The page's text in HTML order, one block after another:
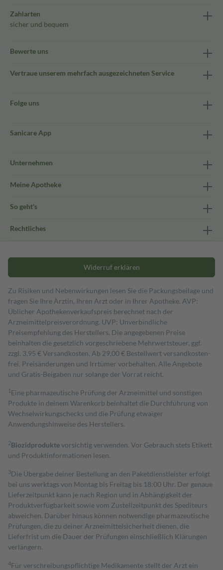
Zahlarten
sicher und bequem
Bewerte uns
Vertraue unserem mehrfach ausgezeichneten Service
Folge uns
Sanicare App
Unternehmen
Meine Apotheke
So geht's
Rechtliches
Widerruf erklären
Zu Risiken und Nebenwirkungen lesen Sie die Packungsbeilage und
fragen Sie Ihre Ärztin, Ihren Arzt oder in Ihrer Apotheke. AVP:
Üblicher Apothekenverkaufspreis berechnet nach der
Arzneimittelpreisverordnung. UVP: Unverbindliche
Preisempfehlung des Herstellers. Die angegebenen Preise
beinhalten die gesetzlich vorgeschriebene Mehrwertsteuer, ggf.
zzgl. 3,95 € Versandkosten. Ab 29,00 € Bestell­wert versand­kosten­
frei. Preisänderungen und Irrtümer vorbehalten. Alle Angebote
und Gratis-Beigaben nur solange der Vorrat reicht.
1 Eine pharmazeutische Prüfung der Arzneimittel und sonstigen
Produkte in deinem Warenkorb beinhaltet die Durchführung von
Wechselwirkungschecks und die Prüfung etwaiger
Anwendungshinweise des Herstellers.
2Biozidproduktevorsichtig verwenden. Vor Gebrauch stets Etikett
und Produktinformationen lesen.
3Die Übergabe deiner Bestellung an den Paketdienstleister erfolgt
bei uns werktags von Montag bis Freitag bis 18:00 Uhr. Der genaue
Lieferzeitpunkt kann je nach Region und in Abhängigkeit der
Produktverfügbarkeit sowie vom Zustellzeitpunkt des Spediteurs
abweichen. Darüber hinaus können notwendige pharmazeutische
Prüfungen, die zu deiner Arzneimittelsicherheit dienen, die
Lieferfrist um die Dauer der Prüfungen einschließlich Klärungen
verlängern.
4Für verschreibungspflichtige Medikamente stellt der Arzt ein